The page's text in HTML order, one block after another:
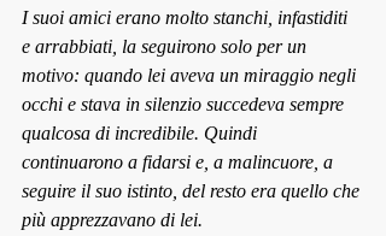
I suoi amici erano molto stanchi, infastiditi
e arrabbiati, la seguirono solo per un
motivo: quando lei aveva un miraggio negli
occhi e stava in silenzio succedeva sempre
qualcosa di incredibile. Quindi
continuarono a fidarsi e, a malincuore, a
seguire il suo istinto, del resto era quello che
più apprezzavano di lei.